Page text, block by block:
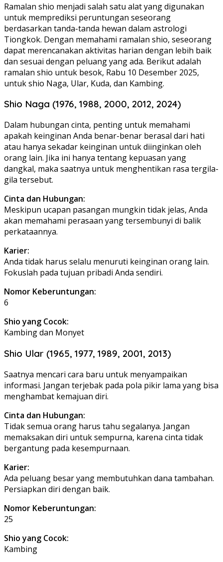
Ramalan shio menjadi salah satu alat yang digunakan
untuk memprediksi peruntungan seseorang
berdasarkan tanda-tanda hewan dalam astrologi
Tiongkok. Dengan memahami ramalan shio, seseorang
dapat merencanakan aktivitas harian dengan lebih baik
dan sesuai dengan peluang yang ada. Berikut adalah
ramalan shio untuk besok, Rabu 10 Desember 2025,
untuk shio Naga, Ular, Kuda, dan Kambing.
Shio Naga (1976, 1988, 2000, 2012, 2024)
Dalam hubungan cinta, penting untuk memahami
apakah keinginan Anda benar-benar berasal dari hati
atau hanya sekadar keinginan untuk diinginkan oleh
orang lain. Jika ini hanya tentang kepuasan yang
dangkal, maka saatnya untuk menghentikan rasa tergila-
gila tersebut.
Cinta dan Hubungan:
Meskipun ucapan pasangan mungkin tidak jelas, Anda
akan memahami perasaan yang tersembunyi di balik
perkataannya.
Karier:
Anda tidak harus selalu menuruti keinginan orang lain.
Fokuslah pada tujuan pribadi Anda sendiri.
Nomor Keberuntungan:
6
Shio yang Cocok:
Kambing dan Monyet
Shio Ular (1965, 1977, 1989, 2001, 2013)
Saatnya mencari cara baru untuk menyampaikan
informasi. Jangan terjebak pada pola pikir lama yang bisa
menghambat kemajuan diri.
Cinta dan Hubungan:
Tidak semua orang harus tahu segalanya. Jangan
memaksakan diri untuk sempurna, karena cinta tidak
bergantung pada kesempurnaan.
Karier:
Ada peluang besar yang membutuhkan dana tambahan.
Persiapkan diri dengan baik.
Nomor Keberuntungan:
25
Shio yang Cocok:
Kambing